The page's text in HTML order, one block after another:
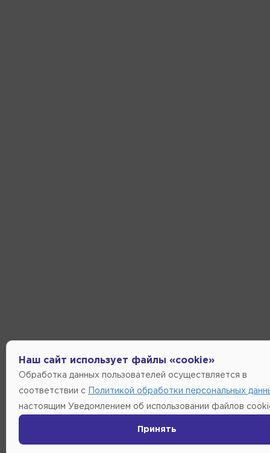
Наш сайт использует файлы «cookie»
Обработка данных пользователей осуществляется в
соответствии с Политикой обработки персональных
настоящим Уведомлением об использовании файлов
Принять